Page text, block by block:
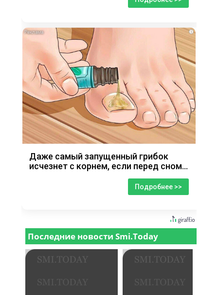
i
Даже самый запущенный грибок
исчезнет с корнем, если перед сном…
Подробнее >>